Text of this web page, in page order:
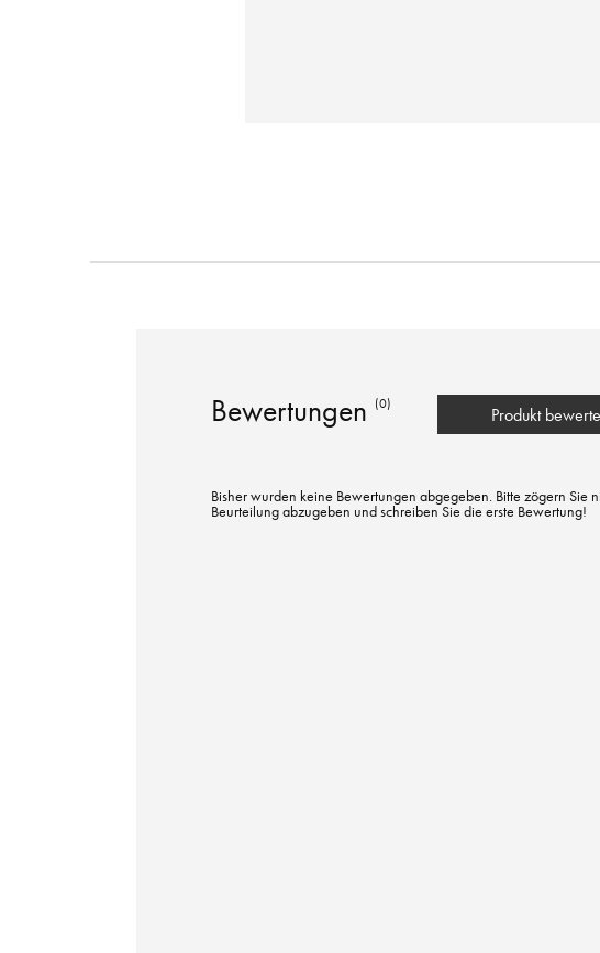
Bewertungen (0)
Produkt
Bisher wurden keine Bewertungen abgegeben. Bitte zögern Sie
Beurteilung abzugeben und schreiben Sie die erste Bewertung!